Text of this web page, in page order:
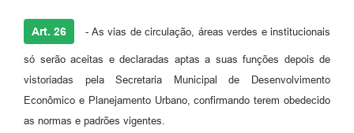
Art. 26 - As vias de circulação, áreas verdes e institucionais
só serão aceitas e declaradas aptas a suas funções depois de
vistoriadas pela Secretaria Municipal de Desenvolvimento
Econômico e Planejamento Urbano, confirmando terem obedecido
as normas e padrões vigentes.